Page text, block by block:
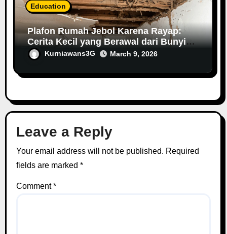
Education
Plafon Rumah Jebol Karena Rayap:
Cerita Kecil yang Berawal dari Bunyi
Aneh di Langit-Langit
Kurniawans3G March 9, 2026
Leave a Reply
Your email address will not be published. Required
fields are marked*
Comment*